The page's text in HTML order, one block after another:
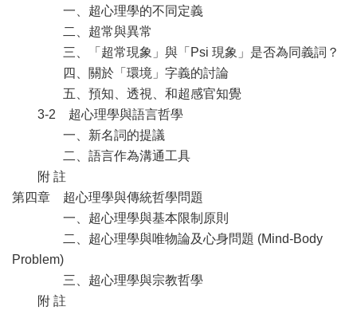
一、超心理學的不同定義
二、超常與異常
三、「超常現象」與「Psi 現象」是否為同義詞？
四、關於「環境」字義的討論
五、預知、透視、和超感官知覺
3-2 超心理學與語言哲學
一、新名詞的提議
二、語言作為溝通工具
附 註
第四章 超心理學與傳統哲學問題
一、超心理學與基本限制原則
二、超心理學與唯物論及心身問題 (Mind-Body
Problem)
三、超心理學與宗教哲學
附 註